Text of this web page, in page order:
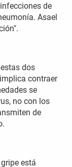
de
Asael
dos
contraer
se
no con los
de
está